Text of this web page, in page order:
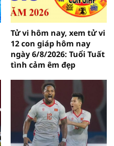
Tử vi hôm nay, xem tử vi
12 con giáp hôm nay
ngày 6/8/2026: Tuổi Tuất
tình cảm êm đẹp